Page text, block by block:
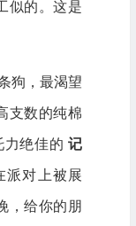
似的。这是
狗，最渴望
支数的纯棉
力绝佳的 记
派对上被展
，给你的朋